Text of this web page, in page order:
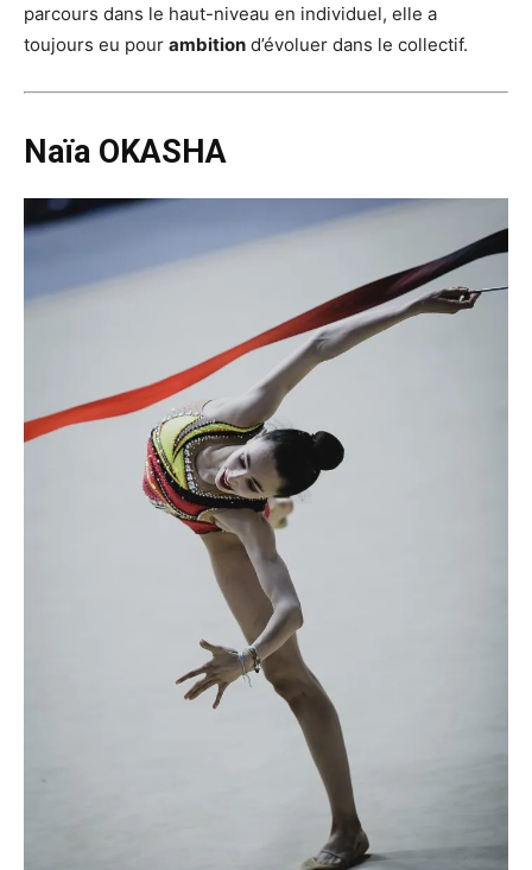
parcours dans le haut-niveau en individuel, elle a
toujours eu pour ambition d’évoluer dans le collectif.
Naïa OKASHA